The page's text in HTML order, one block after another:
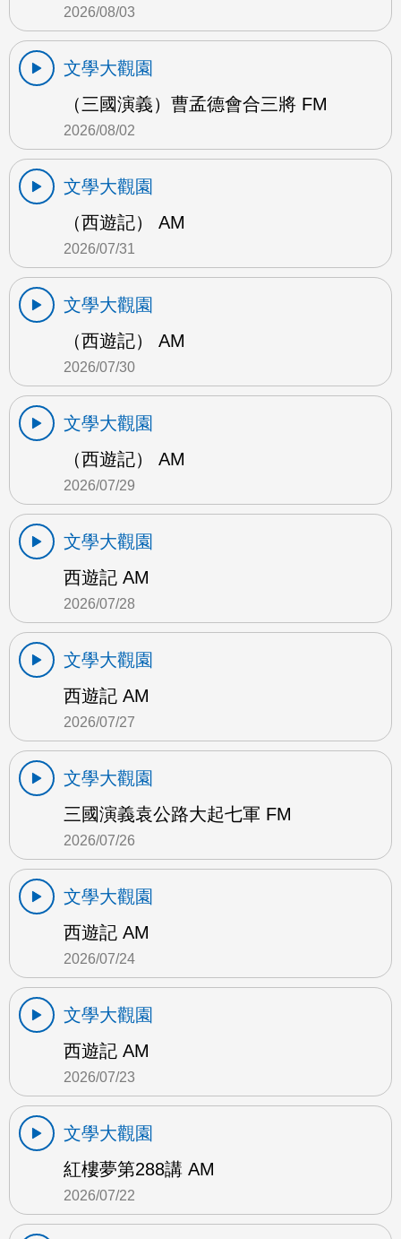
2026/08/03
文學大觀園
（三國演義）曹孟德會合三將 FM
2026/08/02
文學大觀園
（西遊記） AM
2026/07/31
文學大觀園
（西遊記） AM
2026/07/30
文學大觀園
（西遊記） AM
2026/07/29
文學大觀園
西遊記 AM
2026/07/28
文學大觀園
西遊記 AM
2026/07/27
文學大觀園
三國演義袁公路大起七軍 FM
2026/07/26
文學大觀園
西遊記 AM
2026/07/24
文學大觀園
西遊記 AM
2026/07/23
文學大觀園
紅樓夢第288講 AM
2026/07/22